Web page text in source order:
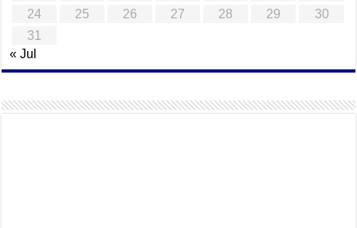
24
25 26 27 28 29
30
31
« Jul